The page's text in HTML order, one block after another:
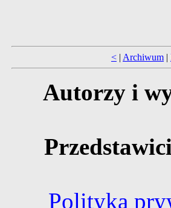
< | Archiwum |
Autorzy i
Polityka